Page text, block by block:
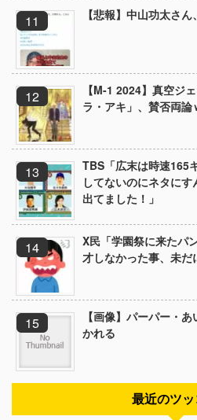
【悲報】中山功太さ
【M-1 2024】真空ジ
ラ・アキ」、賛否両論
TBS「広末は時速165
してないのにネタに
出てました！」
X民「学園祭に来たパ
才しなかった事、未だ
【画像】パーパー・
かれる
最近のツッ